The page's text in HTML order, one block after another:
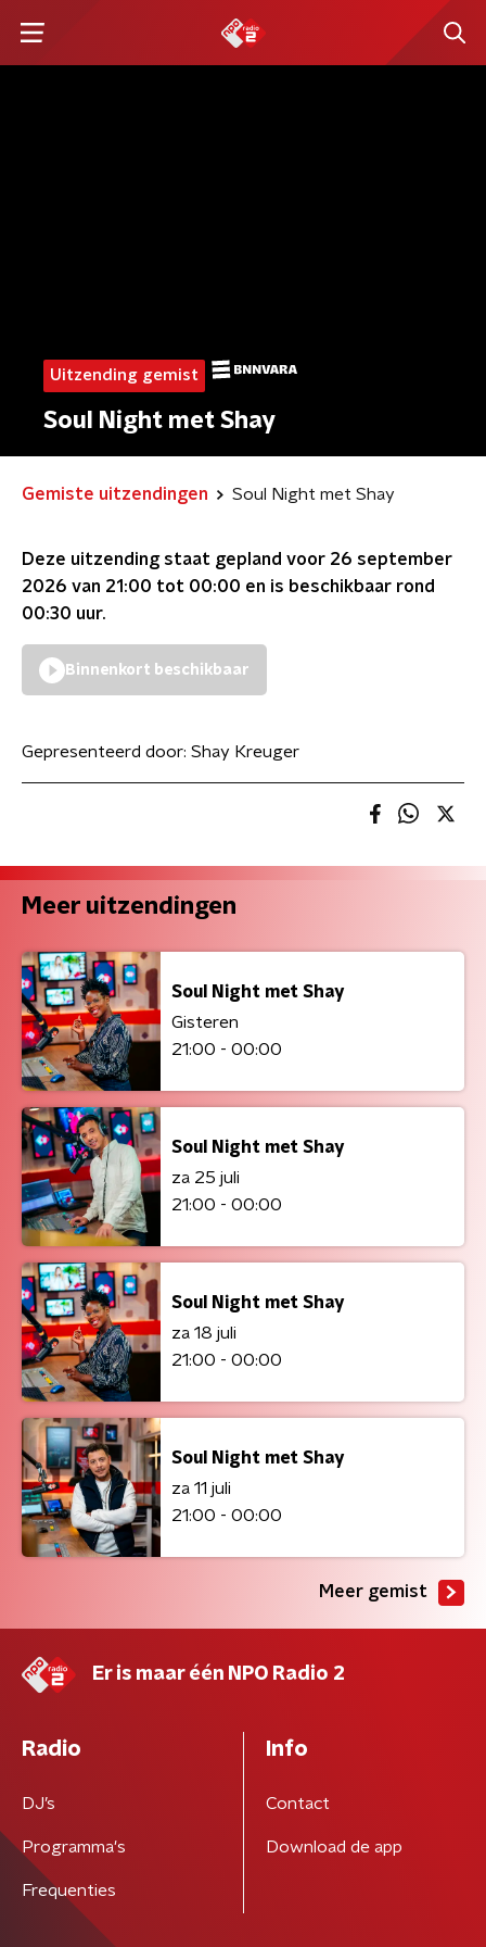
Uitzending gemist
Soul Night met Shay
Gemiste uitzendingen Soul Night met Shay
Deze uitzending staat gepland voor 26 september
2026 van 21:00 tot 00:00 en is beschikbaar rond
00:30 uur.
Binnenkort beschikbaar
Gepresenteerd door: Shay Kreuger
Meer uitzendingen
Soul Night met Shay
Gisteren
21:00 - 00:00
Soul Night met Shay
za 25 juli
21:00 - 00:00
Soul Night met Shay
za 18 juli
21:00 - 00:00
Soul Night met Shay
za 11 juli
21:00 - 00:00
Meer gemist
Er is maar één NPO Radio 2
Radio
DJ’s
Programma's
Frequenties
Info
Contact
Download de app